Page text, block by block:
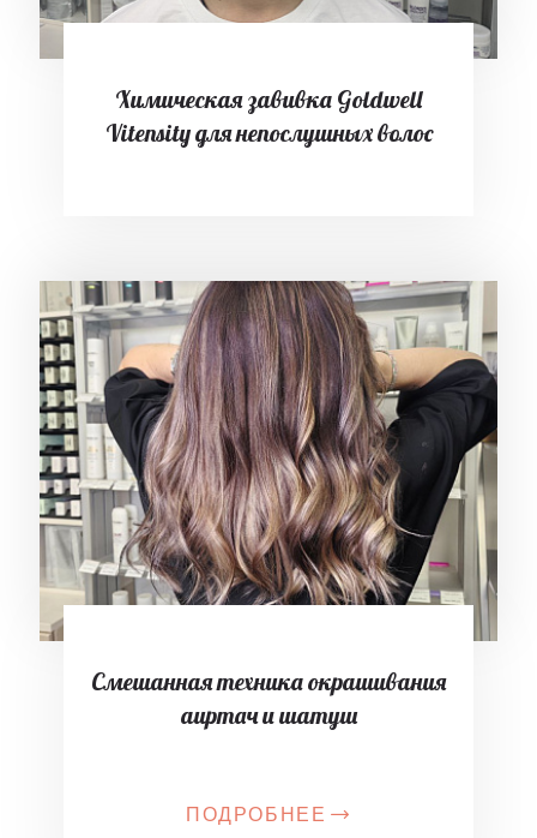
Химическая завивка Goldwell
Vitensity для непослушных волос
Смешанная техника окрашивания
аиртач и шатуш
ПОДРОБНЕЕ